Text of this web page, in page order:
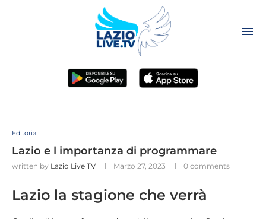
Editoriali
Lazio e l importanza di programmare
written by Lazio Live TV Marzo 27, 2023 0 comments
Lazio la stagione che verrà